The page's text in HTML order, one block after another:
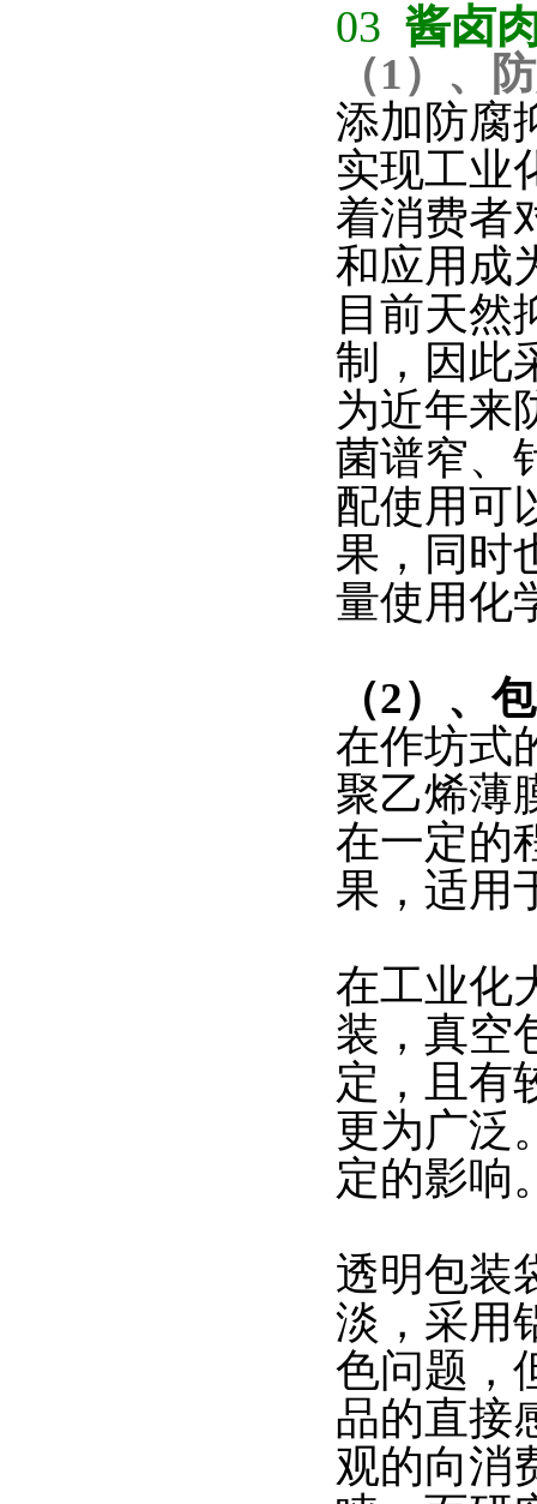
03 酱卤
（1）、
添加防腐
实现工业
着消费者
和应用成
目前天然
制，因此
为近年来
菌谱窄、
配使用可
果，同时
量使用化
（2）、
在作坊式
聚乙烯薄
在一定的
果，适用
在工业化
装，真空
定，且有
更为广泛
定的影响
透明包装
淡，采用
色问题，
品的直接
观的向消